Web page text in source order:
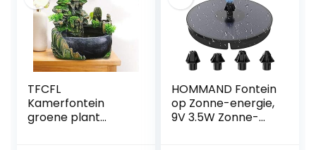
TFCFL
Kamerfontein
groene plant
HOMMAND Fontein
op Zonne-energie,
9V 3.5W Zonne-